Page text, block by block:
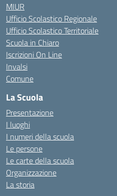
MIUR
Ufficio Scolastico Regionale
Ufficio Scolastico Territoriale
Scuola in Chiaro
Iscrizioni On Line
Invalsi
Comune
La Scuola
Presentazione
I luoghi
I numeri della scuola
Le persone
Le carte della scuola
Organizzazione
La storia